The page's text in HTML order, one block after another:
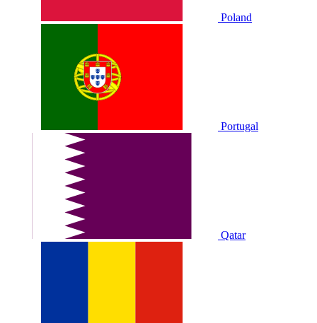
Poland
Portugal
Qatar